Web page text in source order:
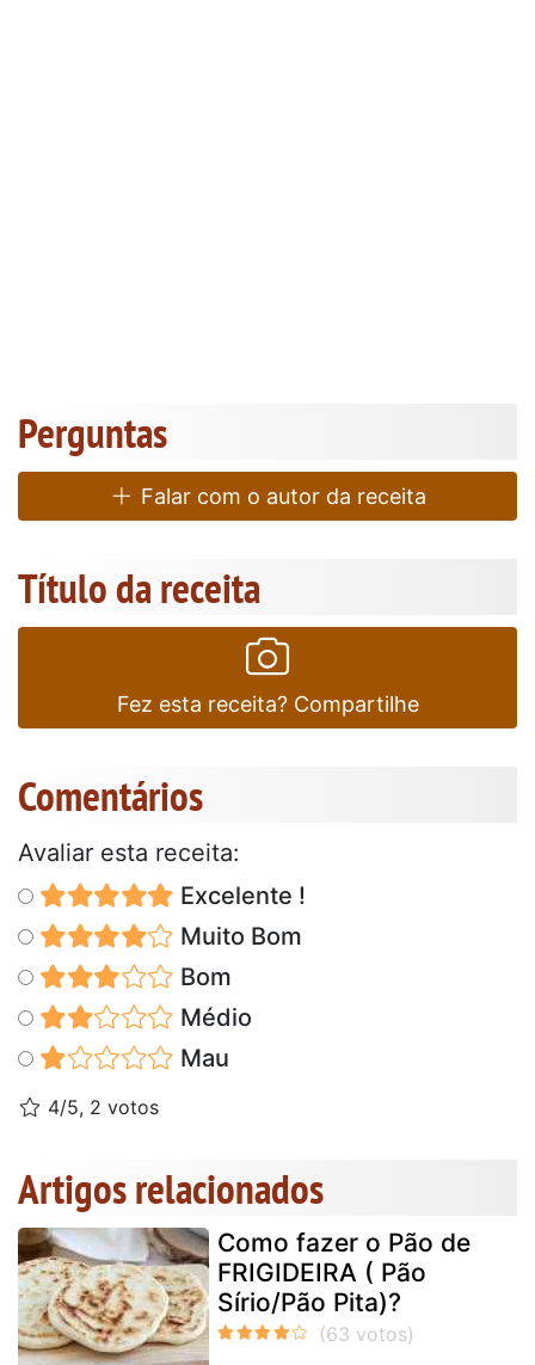
Perguntas
Falar com o autor da receita
Título da receita
Fez esta receita? Compartilhe
Comentários
Avaliar esta receita:
Excelente !
Muito Bom
Bom
Médio
Mau
4/5, 2 votos
Artigos relacionados
Como fazer o Pão de
FRIGIDEIRA ( Pão
Sírio/Pão Pita)?